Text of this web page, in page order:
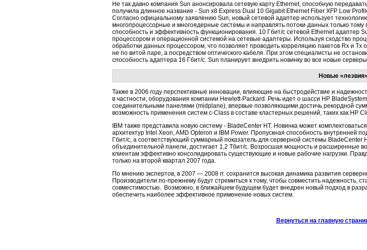
Не так давно компания Sun анонсировала сетевую карту Ethernet, способную
получила длинное название - Sun x8 Express Dual 10 Gigabit Ethernet Fiber XFP Low
Согласно официальному заявлению Sun, новый сетевой адаптер использует
многопроцессорные и многоядерные системы и направлять потоки данных только
способность и эффективность функционирования. 10 Гбит/с сетевой Ethernet
процессором и операционной системой на сетевые адаптеры. Используя сходство
обработки данных процессором, что позволяет проводить корреляцию пакетов Rx и
не по витой паре, а посредством оптического кабеля. При этом специалисты не
способность адаптера 16 Гбит/c. Sun планирует внедрить новинку во все новые
Новые «лезвия»
Также в 2006 году перспективные инновации, влияющие на быстродействие и
в частности, оборудования компании Hewlett-Packard. Речь идет о шасси HP
соединительными панелями (midplane), впервые позволяющими достичь рекордной
возможность применения систем c-Class в составе кластерных решений, таких как HP
IBM также представила новую систему - BladeCenter HT. Новинка может
архитектур Intel Xeon, AMD Opteron и IBM Power. Пропускная способность внутренней
Гбит/с, а соответствующий суммарный показатель для серверной системы
объединительной панели, достигает 1,2 Tбит/с. Возросшая мощность и расширенные
клиентам эффективно консолидировать существующие и новые рабочие нагрузки.
только на второй квартал 2007 года.
По мнению экспертов, в 2007 — 2008 гг. сохранится высокая динамика развития
Производители по-прежнему будут стремиться к тому, чтобы совместить надежность,
совместимостью. Возможно, в ближайшем будущем будет внедрен новый подход в
обеспечить наиболее эффективное применение новых систем.
Вернуться на главную